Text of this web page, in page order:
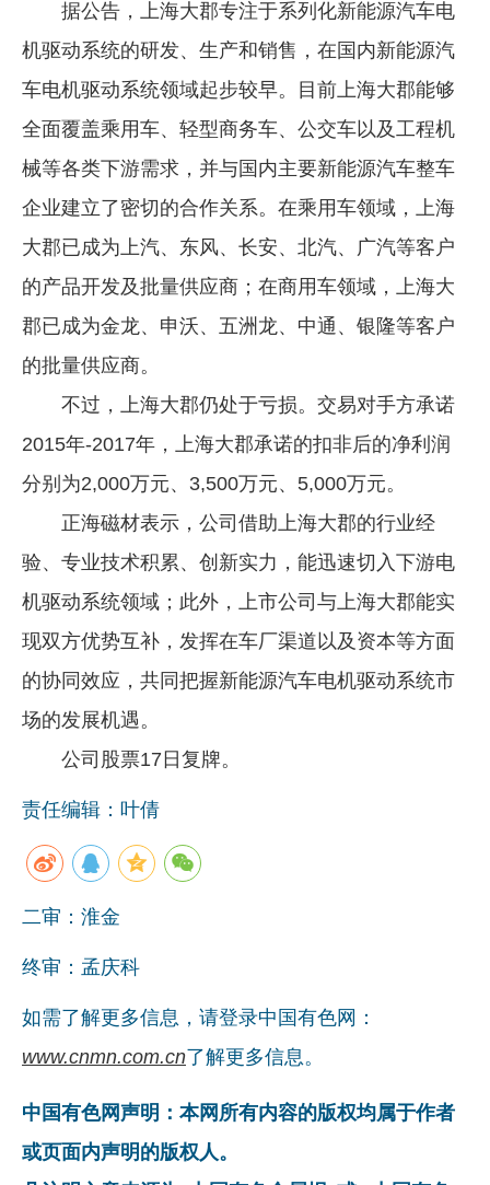
据公告，上海大郡专注于系列化新能源汽车电
机驱动系统的研发、生产和销售，在国内新能源汽
车电机驱动系统领域起步较早。目前上海大郡能够
全面覆盖乘用车、轻型商务车、公交车以及工程机
械等各类下游需求，并与国内主要新能源汽车整车
企业建立了密切的合作关系。在乘用车领域，上海
大郡已成为上汽、东风、长安、北汽、广汽等客户
的产品开发及批量供应商；在商用车领域，上海大
郡已成为金龙、申沃、五洲龙、中通、银隆等客户
的批量供应商。
不过，上海大郡仍处于亏损。交易对手方承诺
2015年-2017年，上海大郡承诺的扣非后的净利润
分别为2,000万元、3,500万元、5,000万元。
正海磁材表示，公司借助上海大郡的行业经
验、专业技术积累、创新实力，能迅速切入下游电
机驱动系统领域；此外，上市公司与上海大郡能实
现双方优势互补，发挥在车厂渠道以及资本等方面
的协同效应，共同把握新能源汽车电机驱动系统市
场的发展机遇。
公司股票17日复牌。
责任编辑：叶倩
二审：淮金
终审：孟庆科
如需了解更多信息，请登录中国有色网：
www.cnmn.com.cn了解更多信息。
中国有色网声明：本网所有内容的版权均属于作者
或页面内声明的版权人。